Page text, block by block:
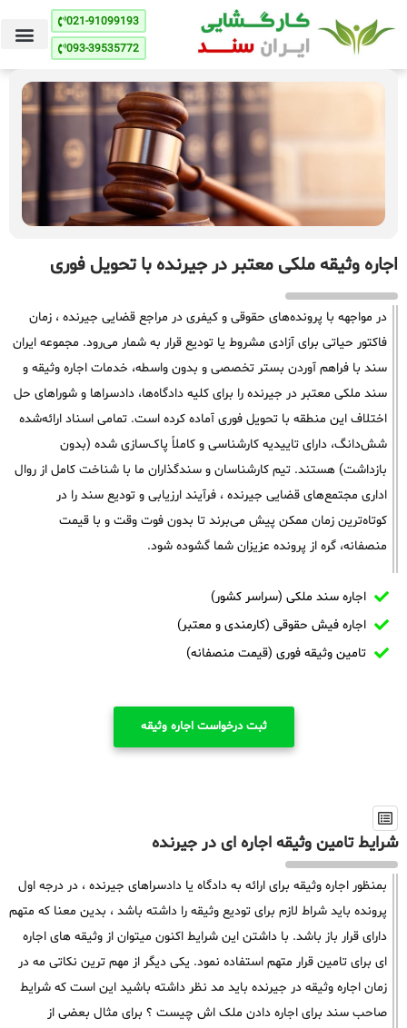
021-91099193
093-39535772
اجاره وثیقه ملکی معتبر در جیرنده با تحویل فوری
در مواجهه با پرونده‌های حقوقی و کیفری در مراجع قضایی جیرنده ، زمان
فاکتور حیاتی برای آزادی مشروط یا تودیع قرار به شمار می‌رود. مجموعه ایران
سند با فراهم آوردن بستر تخصصی و بدون واسطه، خدمات اجاره وثیقه و
سند ملکی معتبر در جیرنده را برای کلیه دادگاه‌ها، دادسراها و شوراهای حل
اختلاف این منطقه با تحویل فوری آماده کرده است. تمامی اسناد ارائه‌شده
شش‌دانگ، دارای تاییدیه کارشناسی و کاملاً پاک‌سازی شده (بدون
بازداشت) هستند. تیم کارشناسان و سندگذاران ما با شناخت کامل از روال
اداری مجتمع‌های قضایی جیرنده ، فرآیند ارزیابی و تودیع سند را در
کوتاه‌ترین زمان ممکن پیش می‌برند تا بدون فوت وقت و با قیمت
منصفانه، گره از پرونده عزیزان شما گشوده شود.
اجاره سند ملکی (سراسر کشور)
اجاره فیش حقوقی (کارمندی و معتبر)
تامین وثیقه فوری (قیمت منصفانه)
ثبت درخواست اجاره وثیقه
شرایط تامین وثیقه اجاره ای در جیرنده
بمنظور اجاره وثیقه برای ارائه به دادگاه یا دادسراهای جیرنده ، در درجه اول
پرونده باید شراط لازم برای تودیع وثیقه را داشته باشد ، بدین معنا که متهم
دارای قرار باز باشد. با داشتن این شرایط اکنون میتوان از وثیقه های اجاره
ای برای تامین قرار متهم استفاده نمود. یکی دیگر از مهم ترین نکاتی مه در
زمان اجاره وثیقه در جیرنده باید مد نظر داشته باشید این است که شرایط
صاحب سند برای اجاره دادن ملک اش چیست ؟ برای مثال بعضی از